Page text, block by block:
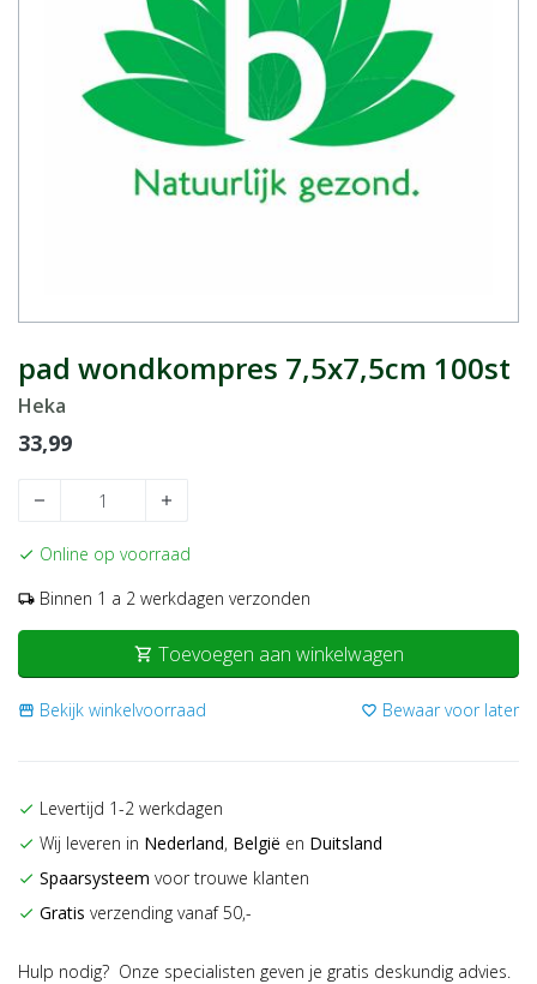
pad wondkompres 7,5x7,5cm 100st
Heka
33,99
remove add
check Online op voorraad
local_shipping Binnen 1 a 2 werkdagen verzonden
shopping_cart Toevoegen aan winkelwagen
storefront Bekijk winkelvoorraad favorite_border Bewaar voor later
check Levertijd 1-2 werkdagen
check Wij leveren in Nederland, België en Duitsland
check Spaarsysteem voor trouwe klanten
check Gratis verzending vanaf 50,-
Hulp nodig? Onze specialisten geven je gratis deskundig advies.